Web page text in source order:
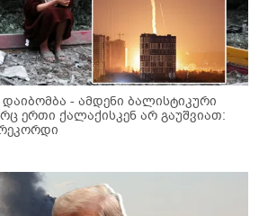
დაიბომბა - ამდენი ბალისტიკური
ერთი ქალაქისკენ არ გაუშვიათ: